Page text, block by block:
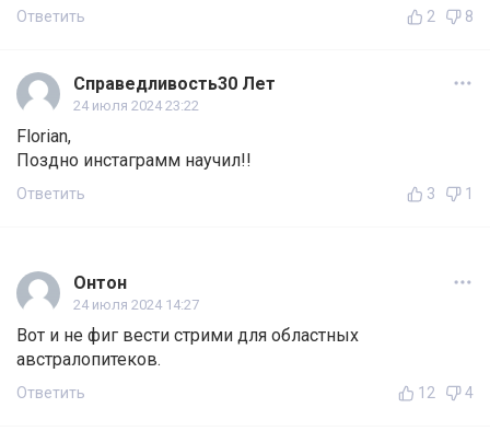
Ответить 2 8
Справедливость30 Лет
24 июля 2024 23:22
Florian,
Поздно инстаграмм научил!!
Ответить 3 1
Онтон
24 июля 2024 14:27
Вот и не фиг вести стрими для областных
австралопитеков.
Ответить 12 4